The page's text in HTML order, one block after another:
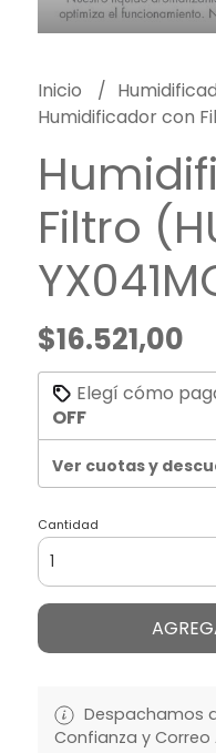
Inicio
Humidificador con
Filtro
$16.521,00
Elegí cómo
OFF
Ver cuotas y
Cantidad
Despachamos
Confianza y Correo